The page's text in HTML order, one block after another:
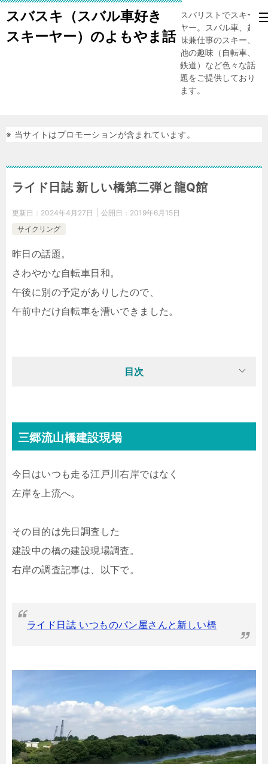
スバスキ（スバル車好き
スキーヤー）のよもやま話
スバリストでスキー
ヤー。スバル車、趣
味兼仕事のスキー、
他の趣味（自転車、
鉄道）など色々な話
題をご提供しており
ます。
※ 当サイトはプロモーションが含まれています。
ライド日誌 新しい橋第二弾と龍Q館
更新日： 2024年4月27日 公開日： 2019年6月15日
サイクリング
昨日の話題。
さわやかな自転車日和。
午後に別の予定がありしたので、
午前中だけ自転車を漕いできました。
目次
三郷流山橋建設現場
今日はいつも走る江戸川右岸ではなく
左岸を上流へ。
その目的は先日調査した
建設中の橋の建設現場調査。
右岸の調査記事は、以下で。
ライド日誌 いつものパン屋さんと新しい橋